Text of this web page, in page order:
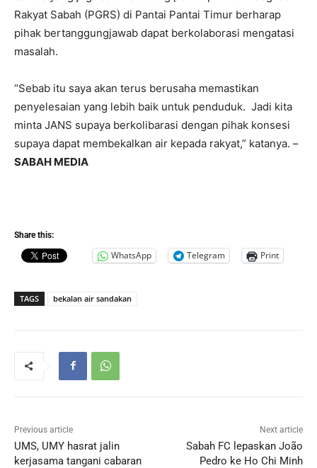
Rakyat Sabah (PGRS) di Pantai Pantai Timur berharap
pihak bertanggungjawab dapat berkolaborasi mengatasi
masalah.
“Sebab itu saya akan terus berusaha memastikan
penyelesaian yang lebih baik untuk penduduk. Jadi kita
minta JANS supaya berkolibarasi dengan pihak konsesi
supaya dapat membekalkan air kepada rakyat,” katanya. –
SABAH MEDIA
Share this:
WhatsApp Telegram Print
TAGS bekalan air sandakan
Previous article
UMS, UMY hasrat jalin
kerjasama tangani cabaran
Next article
Sabah FC lepaskan João
Pedro ke Ho Chi Minh